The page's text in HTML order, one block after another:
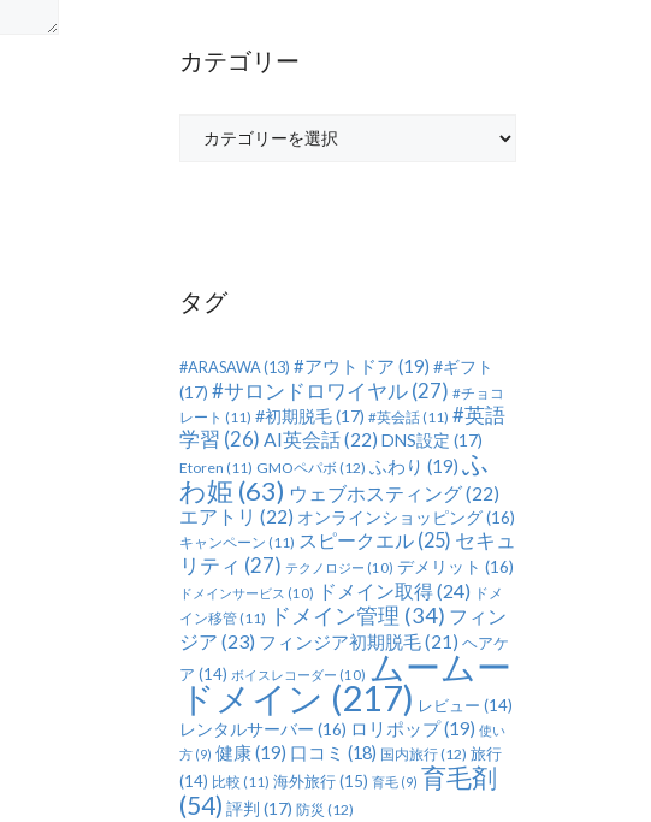
カテゴリー
タグ
#ARASAWA(13) #アウトドア (19) #ギフト
(17) #サロンドロワイヤル(27) #チョコ
レート (11) #初期脱毛(17) #英会話 (11) #英語
学習 (26) AI英会話(22) DNS設定 (17)
Etoren (11) GMOペパボ(12) ふわり (19) ふ
わ姫 (63) ウェブホスティング(22)
エアトリ (22) オンラインショッピング(16)
キャンペーン (11) スピークエル (25) セキュ
リティ (27) テクノロジー (10) デメリット (16)
ドメインサービス (10) ドメイン取得(24) ドメ
イン移管 (11) ドメイン管理 (34) フィン
ジア (23) フィンジア初期脱毛(21) ヘアケ
ア (14) ボイスレコーダー (10) ムームー
ドメイン (217) レビュー (14)
レンタルサーバー (16) ロリポップ(19) 使い
方 (9) 健康(19) 口コミ (18) 国内旅行(12) 旅行
(14) 比較 (11) 海外旅行(15) 育毛 (9) 育毛剤
(54) 評判 (17) 防災 (12)